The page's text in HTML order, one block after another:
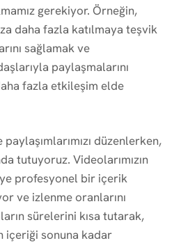
gerekiyor. Örneğin,
daha fazla katılmaya teşvik
sağlamak ve
paylaşmalarını
fazla etkileşim elde
paylaşımlarımızı düzenlerken,
tutuyoruz. Videolarımızın
profesyonel bir içerik
ve izlenme oranlarını
sürelerini kısa tutarak,
içeriği sonuna kadar